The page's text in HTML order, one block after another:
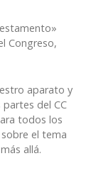
Congreso,
aparato y
del CC
todos los
el tema
allá.